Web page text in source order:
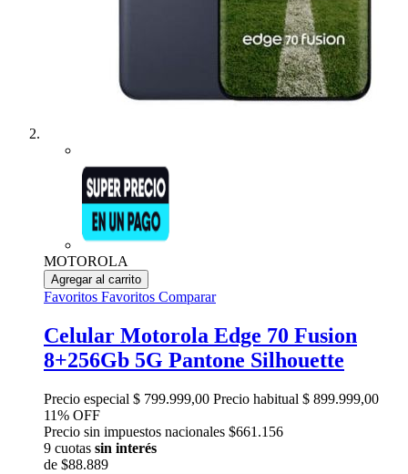
MOTOROLA
Agregar al carrito
Favoritos Favoritos Comparar
Celular Motorola Edge 70 Fusion
8+256Gb 5G Pantone Silhouette
Precio especial $ 799.999,00 Precio habitual $ 899.999,00
11% OFF
Precio sin impuestos nacionales $661.156
9 cuotas sin interés
de $88.889